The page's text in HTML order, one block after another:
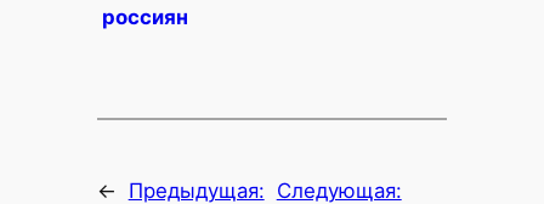
россиян
←
Предыдущая: Следующая: